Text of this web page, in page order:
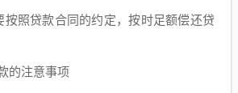
按照贷款合同的约定，按时足额偿还贷
的注意事项